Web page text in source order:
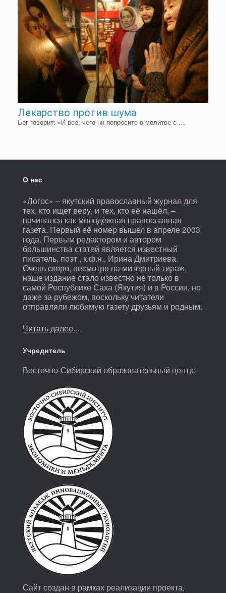
Лекарство против шума
Бог говорит: «И все, чего ни попросите в молитве с …
О нас
«Логос» – якутский православный журнал для
тех, кто ищет веру, и тех, кто её нашёл, –
начинался как молодёжная православная
газета. Первый её номер вышел в апреле 2003
года. Первым редактором и автором
большинства статей является известный
писатель, поэт , к.ф.н., Ирина Дмитриева.
Очень скоро, несмотря на мизерный тираж,
наше издание стало известно не только в
самой Республике Саха (Якутия) и в России, но
даже за рубежом, поскольку читатели
отправляли любимую газету друзьям и родным.
Читать далее...
Учредитель
Восточно-Сибирский образовательный центр:
Сайт создан в рамках реализации проекта,